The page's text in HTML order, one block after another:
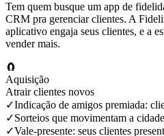
Tem quem busque um app de
CRM pra gerenciar clientes. A
aplicativo engaja seus clientes, e a
vender mais.
🧲
Aquisição
Atrair clientes novos
✓Indicação de amigos premiada:
✓Sorteios que movimentam a
✓Vale-presente: seus clientes